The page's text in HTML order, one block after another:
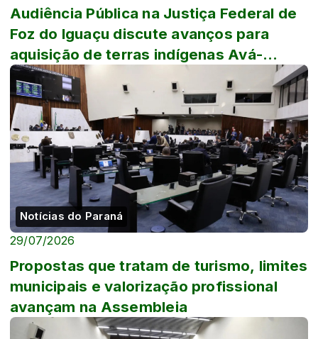
Audiência Pública na Justiça Federal de
Foz do Iguaçu discute avanços para
aquisição de terras indígenas Avá-
Guarani
Notícias do Paraná
29/07/2026
Propostas que tratam de turismo, limites
municipais e valorização profissional
avançam na Assembleia